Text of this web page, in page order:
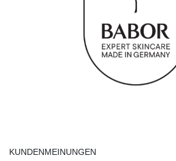
KUNDENMEINUNGEN